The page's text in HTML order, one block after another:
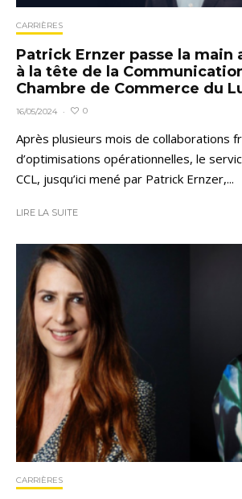
CARRIÈRES
Patrick Ernzer passe la main
à la tête de la
Chambre de Commerce du
16/05/2024 · 0
Après plusieurs mois de collaborations
d’optimisations opérationnelles, le
CCL, jusqu’ici mené par Patrick Ernzer,...
LIRE LA SUITE
CARRIÈRES